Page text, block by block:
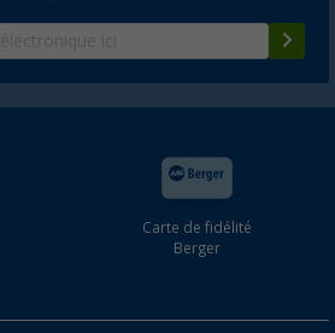
Carte de fidélité
Berger